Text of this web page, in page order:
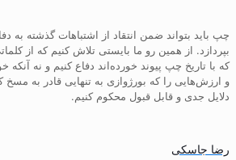
چپ باید بتواند ضمن انتقاد از اشتباهات گذشته به
بپردازد. از همین رو ما بایستی تلاش کنیم که از
که با تاریخ چپ پیوند خورده‌اند دفاع کنیم و نه
و ارزش‌هایی را که بورژوازی به تنهایی قادر به مسخ
دلایل جدی و قابل قبول محکوم کنیم.
رضا جاسکی